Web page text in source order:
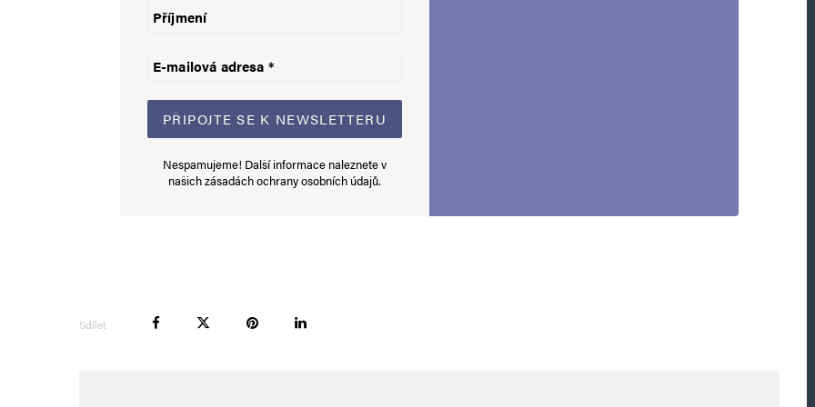
Informujte mě o nových komentářích e-mailem.
Informujte mě o nových příspěvcích e-mailem.
Alternative:
Nespamujeme! Další informace naleznete v
našichzásadách ochrany osobních údajů.
Sdílet